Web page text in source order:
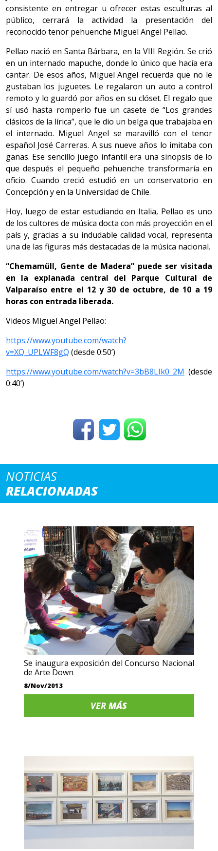
consistente en entregar u ofrecer estas esculturas al
público, cerrará la actividad la presentación del
reconocido tenor pehuenche Miguel Angel Pellao.
Pellao nació en Santa Bárbara, en la VIII Región. Se crió
en un internado mapuche, donde lo único que hacía era
cantar. De esos años, Miguel Angel recuerda que no le
gustaban los juguetes. Le regalaron un auto a control
remoto y lo guardó por años en su clóset. El regalo que
sí usó hasta romperlo fue un casete de “Los grandes
clásicos de la lírica”, que le dio un belga que trabajaba en
el internado. Miguel Angel se maravilló con el tenor
español José Carreras. A sus nueve años lo imitaba con
ganas. Ese sencillo juego infantil era una sinopsis de lo
que después el pequeño pehuenche transformaría en
oficio. Cuando creció estudió en un conservatorio en
Concepción y en la Universidad de Chile.
Hoy, luego de estar estudiando en Italia, Pellao es uno
de los cultores de música docta con más proyección en el
país y, gracias a su indudable calidad vocal, representa
una de las figuras más destacadas de la música nacional.
“Chemamüll, Gente de Madera” puede ser visitada
en la explanada central del Parque Cultural de
Valparaíso entre el 12 y 30 de octubre, de 10 a 19
horas con entrada liberada.
Videos Miguel Angel Pellao:
https://www.youtube.com/watch?
v=XQ_UPLWF8gQ (desde 0:50’)
https://www.youtube.com/watch?v=3bB8LIk0_2M (desde
0:40’)
NOTICIAS
RELACIONADAS
Se inaugura exposición del Concurso Nacional
de Arte Down
8/Nov/2013
VERMÁS